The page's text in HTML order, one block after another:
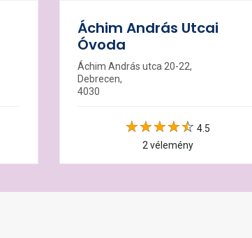
Áchim András Utcai
Óvoda
Áchim András utca 20-22,
Debrecen,
4030
4.5
2 vélemény